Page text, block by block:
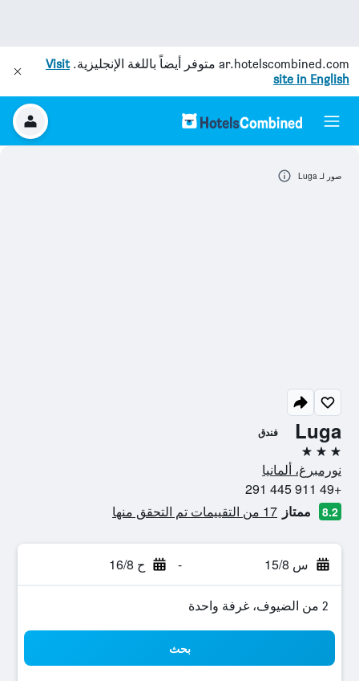
ar.hotelscombined.com متوفر أيضاً باللغة الإنجليزية.Visit
site in English
Luga فندق
3 نجوم
نورمبرغ، ألمانيا
+49 911 445 291
8.2 ممتاز 17 من التقييمات تم التحقق منها
س 15/8 - ح 16/8
2 من الضيوف، غرفة واحدة
بحث
صور لـ Luga